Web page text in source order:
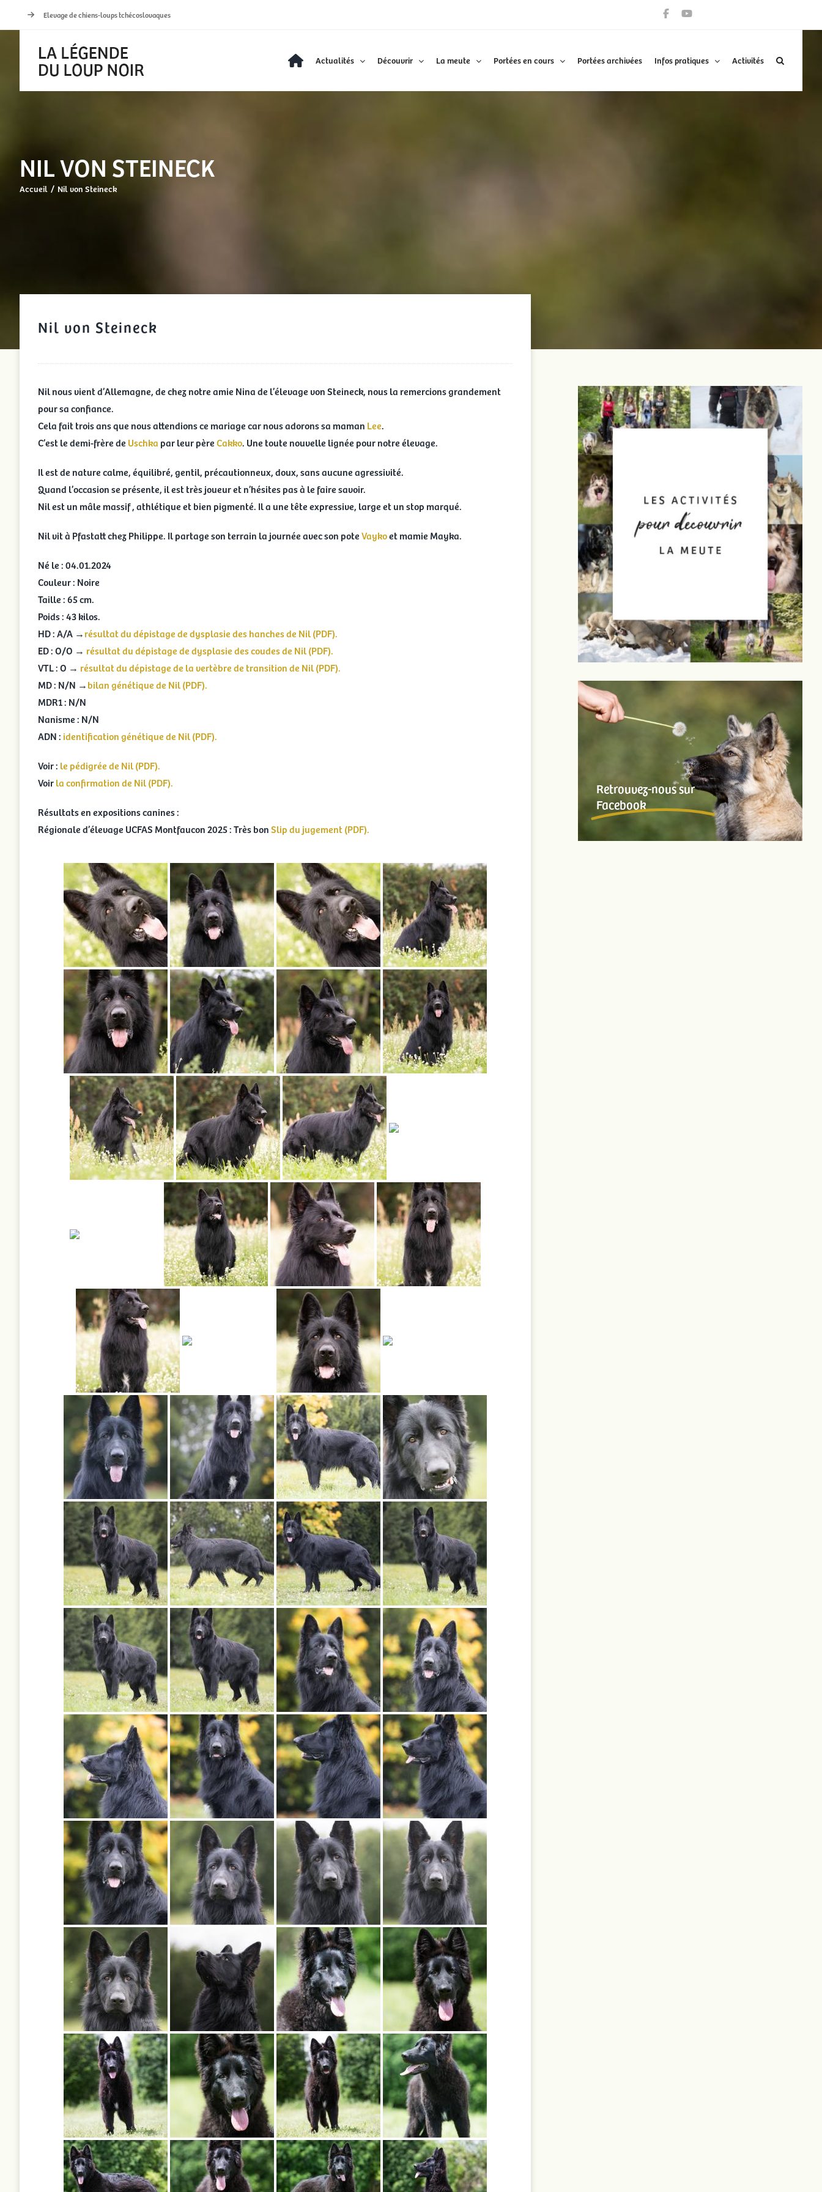
Elevage de chiens-loups tchécoslovaques
Actualités Découvrir La meute Portées en cours Portées archivées Infos pratiques Activités
NIL VON STEINECK
Accueil Nil von Steineck
Nil von Steineck
Nil nous vient d’Allemagne, de chez notre amie Nina de l’élevage von Steineck, nous la remercions grandement
pour sa confiance.
Cela fait trois ans que nous attendions ce mariage car nous adorons sa maman Lee.
C’est le demi-frère de Uschka par leur pèreCakko. Une toute nouvelle lignée pour notre élevage.
Il est de nature calme, équilibré, gentil, précautionneux, doux, sans aucune agressivité.
Quand l’occasion se présente, il est très joueur et n’hésites pas à le faire savoir.
Nil est un mâle massif , athlétique et bien pigmenté. Il a une tête expressive, large et un stop marqué.
Nil vit à Pfastatt chez Philippe. Il partage son terrain la journée avec son poteVaykoet mamie Mayka.
Né le : 04.01.2024
Couleur : Noire
Taille : 65 cm.
Poids : 43 kilos.
HD : A/A →résultat du dépistage de dysplasie des hanches de Nil (PDF).
ED : O/O → résultat du dépistage de dysplasie des coudes de Nil (PDF).
VTL : O → résultat du dépistage de la vertèbre de transition de Nil (PDF).
MD : N/N →bilan génétique de Nil (PDF).
MDR1 : N/N
Nanisme : N/N
ADN : identification génétique de Nil (PDF).
Voir : le pédigrée de Nil (PDF).
Voirla confirmation de Nil (PDF).
Résultats en expositions canines :
Régionale d’élevage UCFAS Montfaucon 2025 : Très bonSlip du jugement (PDF).
Retrouvez-nous sur
Facebook